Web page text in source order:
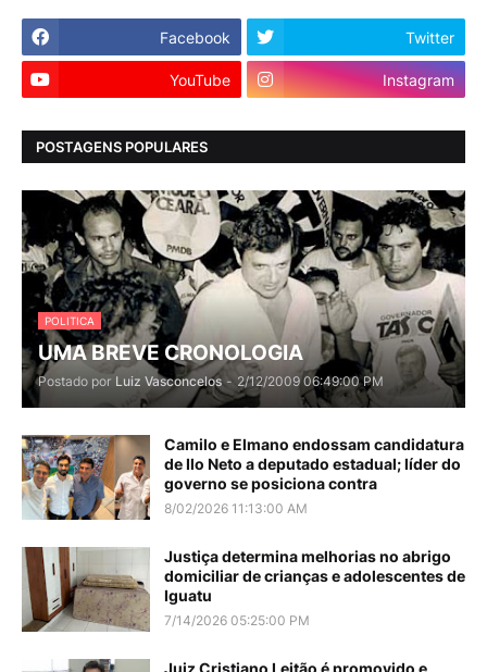
Facebook Twitter
YouTube Instagram
POSTAGENS POPULARES
POLITICA
UMA BREVE CRONOLOGIA
Postado por Luiz Vasconcelos - 2/12/2009 06:49:00 PM
Camilo e Elmano endossam candidatura
de Ilo Neto a deputado estadual; líder do
governo se posiciona contra
8/02/2026 11:13:00 AM
Justiça determina melhorias no abrigo
domiciliar de crianças e adolescentes de
Iguatu
7/14/2026 05:25:00 PM